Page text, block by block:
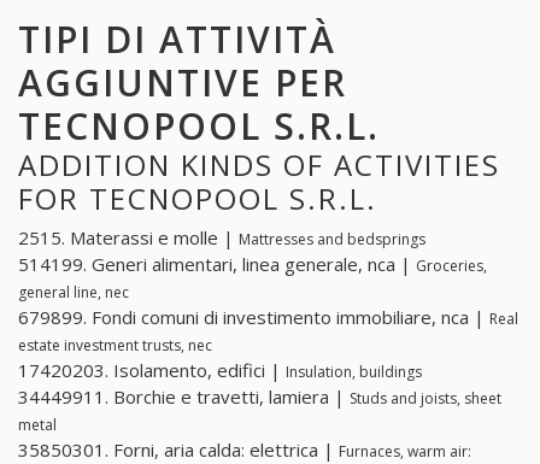
TIPI DI ATTIVITÀ
AGGIUNTIVE PER
TECNOPOOL S.R.L.
ADDITION KINDS OF ACTIVITIES
FOR TECNOPOOL S.R.L.
2515. Materassi e molle | Mattresses and bedsprings
514199. Generi alimentari, linea generale, nca | Groceries,
general line, nec
679899. Fondi comuni di investimento immobiliare, nca | Real
estate investment trusts, nec
17420203. Isolamento, edifici | Insulation, buildings
34449911. Borchie e travetti, lamiera | Studs and joists, sheet
metal
35850301. Forni, aria calda: elettrica | Furnaces, warm air: